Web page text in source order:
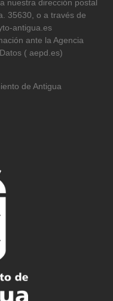
nuestra dirección postal
35630, o a través de
antigua.es
ante la Agencia
( aepd.es)
de Antigua